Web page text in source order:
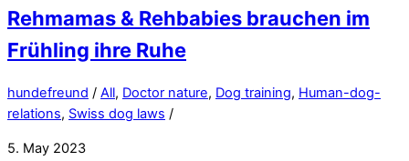
Rehmamas & Rehbabies brauchen im
Frühling ihre Ruhe
hundefreund / All, Doctor nature, Dog training, Human-dog-
relations, Swiss dog laws /
5. May 2023